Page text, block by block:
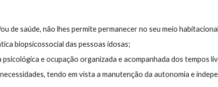
de saúde, não lhes permite permanecer no seu meio
biopsicossocial das pessoas idosas;
e ocupação organizada e acompanhada dos tempos
tendo em vista a manutenção da autonomia e